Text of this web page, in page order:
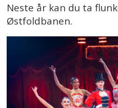
Neste år kan du ta
Østfoldbanen.